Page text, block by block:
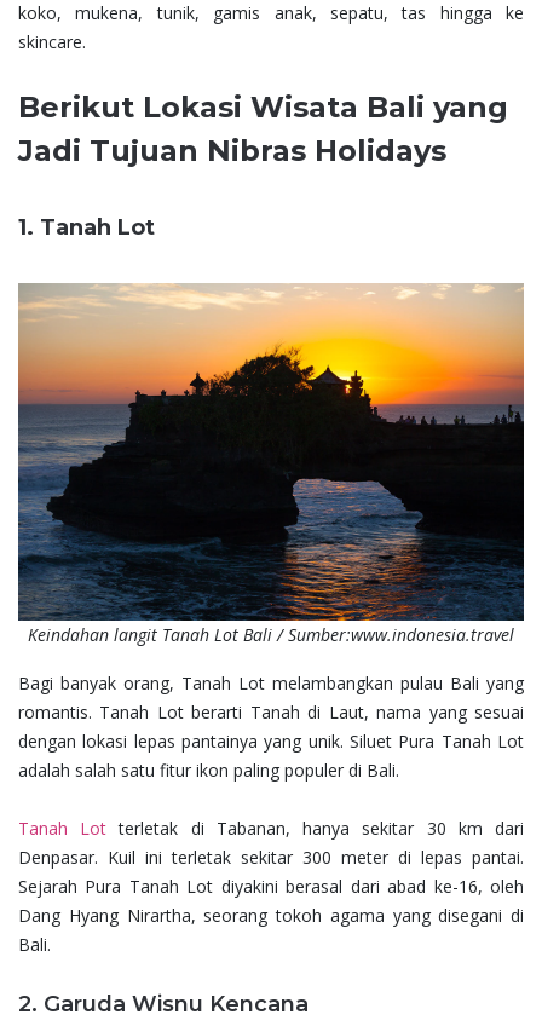
koko, mukena, tunik, gamis anak, sepatu, tas hingga ke
skincare.
Berikut Lokasi Wisata Bali yang
Jadi Tujuan Nibras Holidays
1. Tanah Lot
Keindahan langit Tanah Lot Bali / Sumber:www.indonesia.travel
Bagi banyak orang, Tanah Lot melambangkan pulau Bali yang
romantis. Tanah Lot berarti Tanah di Laut, nama yang sesuai
dengan lokasi lepas pantainya yang unik. Siluet Pura Tanah Lot
adalah salah satu fitur ikon paling populer di Bali.
Tanah Lot terletak di Tabanan, hanya sekitar 30 km dari
Denpasar. Kuil ini terletak sekitar 300 meter di lepas pantai.
Sejarah Pura Tanah Lot diyakini berasal dari abad ke-16, oleh
Dang Hyang Nirartha, seorang tokoh agama yang disegani di
Bali.
2. Garuda Wisnu Kencana